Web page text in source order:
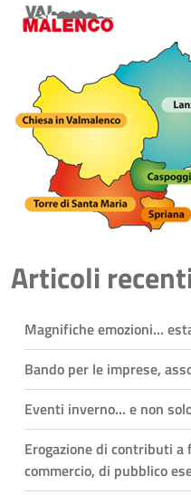
Articoli
Magnifiche emozioni…
Bando per le imprese,
Eventi inverno… e non
Erogazione di contributi a
commercio, di pubblico